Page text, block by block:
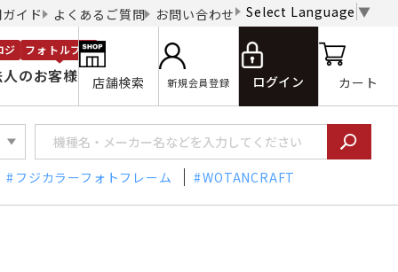
イド よくあるご質問 お問い合わせ Select Language ▼
のお客様
ジ フォトルプロ
店舗検索 新規会員登録 ログイン カート
フジカラーフォトフレーム WOTANCRAFT